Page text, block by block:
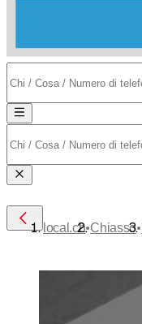
local.ch•Chiasso•